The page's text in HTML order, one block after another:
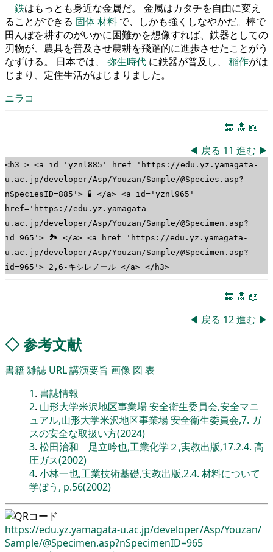
鉄はもっとも身近な金属だ。 金属はカタチを自由に変え
ることができる 固体材料 で、しかも強くしなやかだ。棒で
田んぼを耕すのがいかに困難かを想像すれば、鉄器としての
刃物が、農具を普及させ農耕を飛躍的に進歩させたことがう
なずける。 日本では、 弥生時代 に鉄器が普及し、 稲作がは
じまり、定住生活がはじまりました。
ニラコ
🔚 🔝 📖
◀ 戻る 11 進む ▶
<h3 > <a id='yznl885' href='https://edu.yz.yamagata-
u.ac.jp/developer/Asp/Youzan/Sample/@Species.asp?
nSpeciesID=885'> 🧪 </a> <a id='yznl965'
href='https://edu.yz.yamagata-
u.ac.jp/developer/Asp/Youzan/Sample/@Specimen.asp?
id=965'> 🏞 </a> <a href='https://edu.yz.yamagata-
u.ac.jp/developer/Asp/Youzan/Sample/@Specimen.asp?
id=965'> 2,6-キシレノール </a> </h3>
🔚 🔝 📖
◀ 戻る 12進む ▶
◇参考文献
書籍雑誌 URL講演要旨 画像 図 表
1. 書誌情報
2. 山形大学米沢地区事業場 安全衛生委員会,安全マニ
ュアル,山形大学米沢地区事業場 安全衛生委員会,7. ガ
スの安全な取扱い方(2024)
3. 松田治和 足立吟也,工業化学２,実教出版,17.2.4. 高
圧ガス(2002)
4. 小林一也,工業技術基礎,実教出版,2.4. 材料について
学ぼう, p.56(2002)
https://edu.yz.yamagata-u.ac.jp/developer/Asp/Youzan/
Sample/@Specimen.asp?nSpecimenID=965